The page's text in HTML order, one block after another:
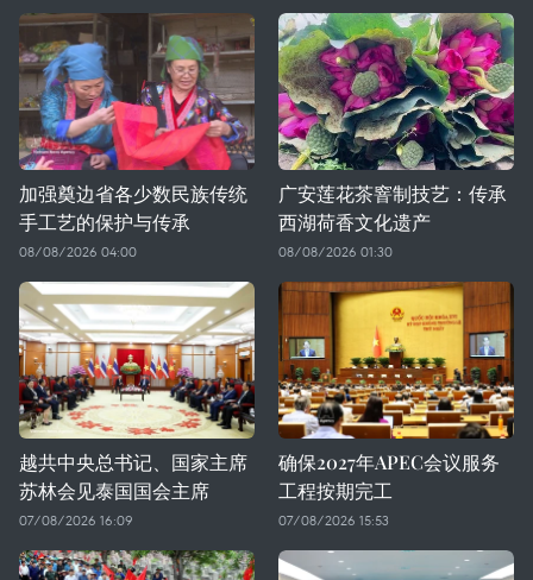
加强奠边省各少数民族传统
手工艺的保护与传承
08/08/2026 04:00
广安莲花茶窨制技艺：传承
西湖荷香文化遗产
08/08/2026 01:30
越共中央总书记、国家主席
苏林会见泰国国会主席
07/08/2026 16:09
确保2027年APEC会议服务
工程按期完工
07/08/2026 15:53